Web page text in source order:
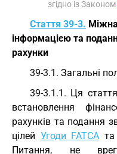
згідно із Законом
Стаття 39-3.
інформацією та
рахунки
39-3.1. Загальні
39-3.1.1. Ця
встановлення
рахунків та подання
цілей Угоди FATCA та
Питання, не